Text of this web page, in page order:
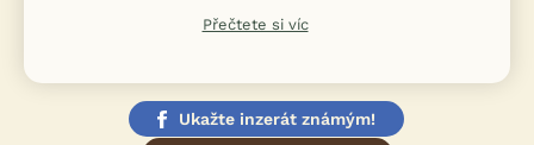
Přečtete si víc
Ukažte inzerát známým!